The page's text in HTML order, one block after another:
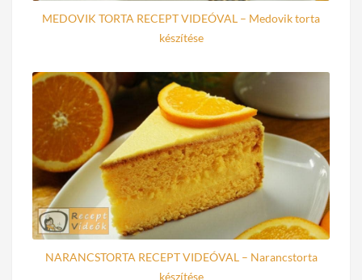
MEDOVIK TORTA RECEPT VIDEÓVAL – Medovik torta
készítése
NARANCSTORTA RECEPT VIDEÓVAL – Narancstorta
készítése